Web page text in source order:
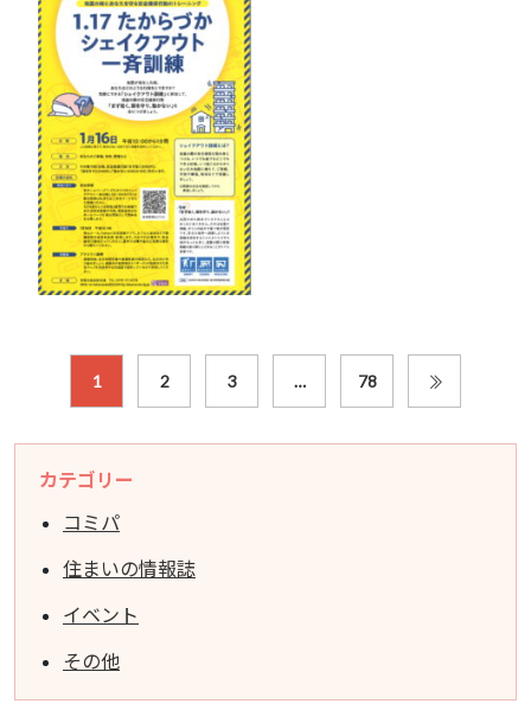
1 2 3 … 78
カテゴリー
コミパ
住まいの情報誌
イベント
その他